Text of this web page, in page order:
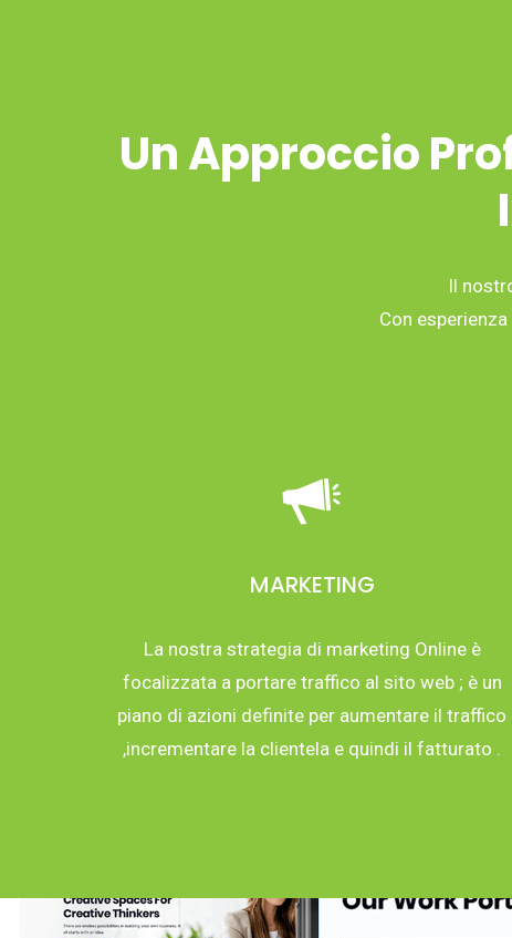
Un Approccio
Il
Con
MARKETING
La nostra strategia di marketing Online è
focalizzata a portare traffico al sito web ; è un
piano di azioni definite per aumentare il traffico
,incrementare la clientela e quindi il fatturato .